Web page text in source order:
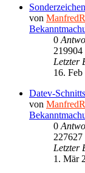
von
0
219904
Letzter
16. Feb
Datev-
von
0
227627
Letzter
1. Mär